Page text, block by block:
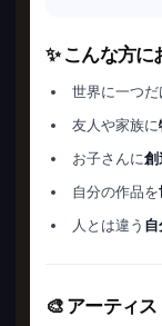
✨ こんな方に
世界に一つだ
友人や家族に
お子さんに創
自分の作品を
人とは違う
🎨 アーティ